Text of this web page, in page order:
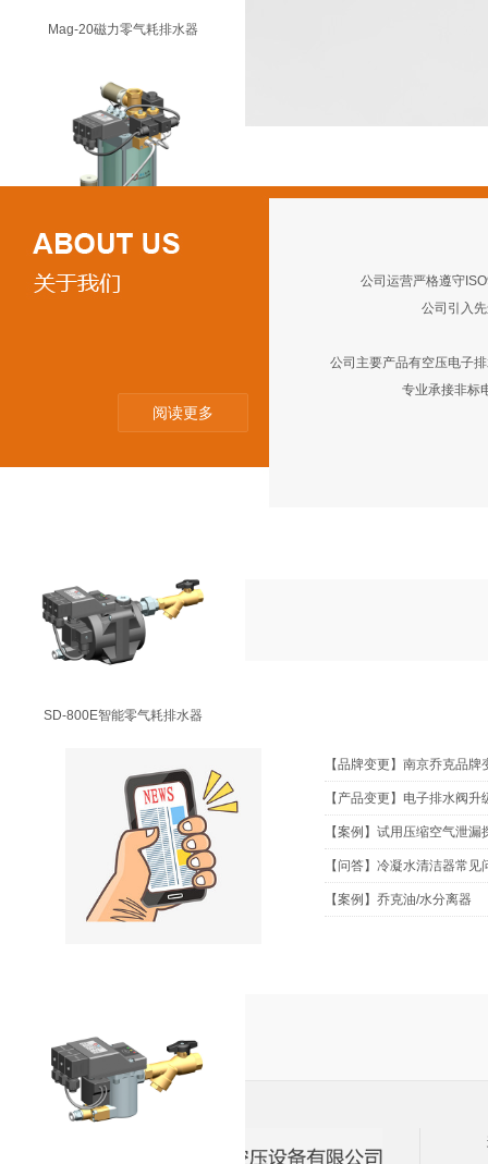
Mag-20磁力零气耗排水器
VD-1800C真空系统排水器
SD-800E智能零气耗排水器
阅读更多
公司运营严格遵守
公司引入先
公司主要产品有空压电子排
专业承接非标
NEWS 新闻资讯
【品牌变更】南京乔克品牌
【产品变更】电子排水阀升
【案例】试用压缩空气泄漏
【问答】冷凝水清洁器常见
【案例】乔克油/水分离器